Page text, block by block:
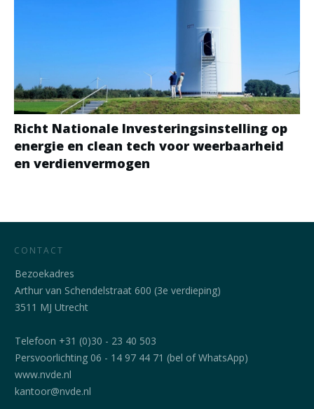
Richt Nationale Investeringsinstelling op
energie en clean tech voor weerbaarheid
en verdienvermogen
CONTACT
Bezoekadres
Arthur van Schendelstraat 600 (3e verdieping)
3511 MJ Utrecht
Telefoon +31 (0)30 - 23 40 503
Persvoorlichting 06 - 14 97 44 71 (bel of WhatsApp)
www.nvde.nl
kantoor@nvde.nl